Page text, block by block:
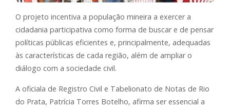
O projeto incentiva a população mineira a exercer a
cidadania participativa como forma de buscar e de pensar
políticas públicas eficientes e, principalmente, adequadas
às características de cada região, além de ampliar o
diálogo com a sociedade civil.
A oficiala de Registro Civil e Tabelionato de Notas de Rio
do Prata, Patrícia Torres Botelho, afirma ser essencial a